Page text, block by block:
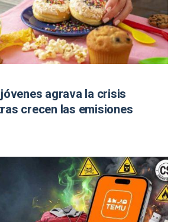
agrava la crisis
crecen las emisiones